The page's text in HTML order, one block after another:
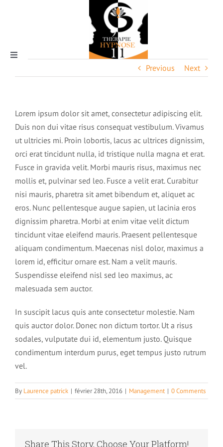
Toggle
L’Hypnose
Pourquoi thérapie hypnose 11
La magie de l’hypnose
Historique rapide de l’hypnose
Comprendre l’hypnose
Les mythes autour de l’hypnose
Pourquoi essayer l’hypnose
Domaines d’application
Tarifs & rendez-vous
Déroulement d’une séance d’hypnose
Contact
Tarifs
Charte de déontologie
Les témoignages
Les applications
Arrêter de fumer
Perte de poids et hypnose
Dépression et hypnose
Comprendre votre cerveau
Esprit conscient et inconscient
1 – Le cerveau
LES FORMATIONS
Previous Next
Lorem ipsum dolor sit amet, consectetur adipiscing elit.
Duis non dui vitae risus consequat vestibulum. Vivamus
ut ultricies mi. Proin lobortis, lacus ac ultrices dignissim,
orci erat tincidunt nulla, id tristique nulla magna et erat.
Fusce in gravida velit. Morbi mauris risus, maximus nec
mollis et, pulvinar sed leo. Fusce a velit erat. Curabitur
nisi mauris, pharetra sit amet bibendum et, aliquet ac
eros. Nunc pellentesque augue sapien, ut lacinia eros
dignissim pharetra. Morbi at enim vitae velit dictum
tincidunt vitae eleifend mauris. Praesent pellentesque
aliquam condimentum. Maecenas nisl dolor, maximus a
lorem id, efficitur ornare est. Nam a velit mauris.
Suspendisse eleifend nisl sed leo maximus, ac
malesuada sem auctor.
In suscipit lacus quis ante consectetur molestie. Nam
quis auctor dolor. Donec non dictum tortor. Ut a risus
sodales, vulputate dui id, elementum justo. Quisque
condimentum interdum purus, eget tempus justo rutrum
vel.
By Laurence patrick | février 28th, 2016 | Management | 0 Comments
Share This Story, Choose Your Platform!